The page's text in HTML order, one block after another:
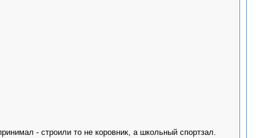
- строили то не коровник, а школьный спортзал.